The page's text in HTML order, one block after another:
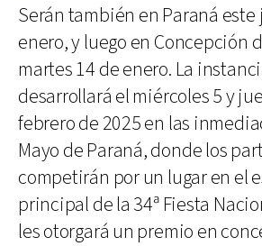
Serán también en Paraná este
enero, y luego en Concepción
martes 14 de enero. La
desarrollará el miércoles 5 y
febrero de 2025 en las
Mayo de Paraná, donde los
competirán por un lugar en el
principal de la 34ª Fiesta
les otorgará un premio en